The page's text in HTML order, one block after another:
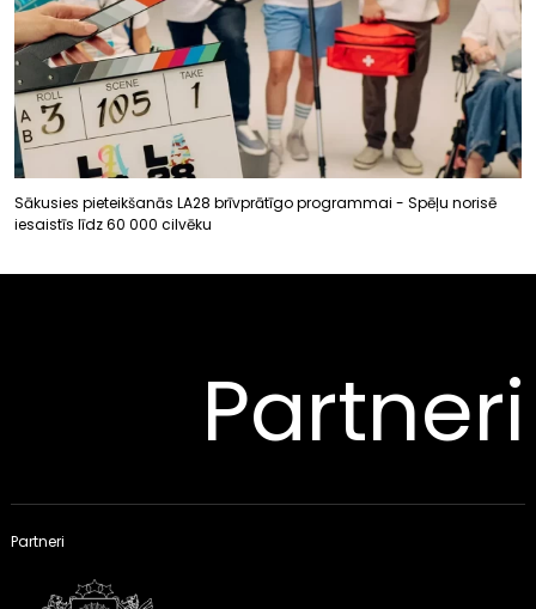
Sākusies pieteikšanās LA28 brīvprātīgo programmai - Spēļu norisē
iesaistīs līdz 60 000 cilvēku
Partneri
Partneri